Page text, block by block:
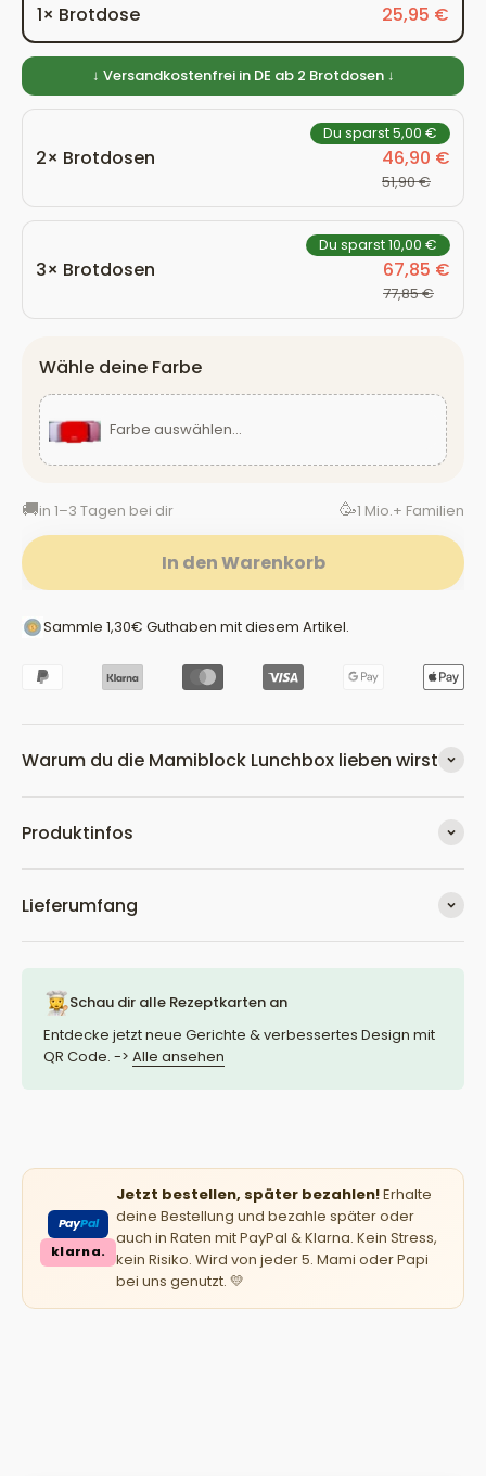
1× Brotdose 25,95 €
↓ Versandkostenfrei in DE ab 2 Brotdosen ↓
2× Brotdosen
Du sparst 5,00 €
46,90 €
51,90 €
3× Brotdosen
Du sparst 10,00 €
67,85 €
77,85 €
Wähle deine Farbe
Farbe auswählen...
🚚in 1–3 Tagen bei dir 🥳1 Mio.+ Familien
In den Warenkorb
Sammle 1,30€ Guthaben mit diesem Artikel.
Warum du die Mamiblock Lunchbox lieben wirst
Produktinfos
Lieferumfang
Schau dir alle Rezeptkarten an
Entdecke jetzt neue Gerichte & verbessertes Design mit
QR Code. -> Alle ansehen
PayPal
klarna.
Jetzt bestellen, später bezahlen!Erhalte
deine Bestellung und bezahle später oder
auch in Raten mit PayPal & Klarna. Kein Stress,
kein Risiko. Wird von jeder 5. Mami oder Papi
bei uns genutzt. 💛